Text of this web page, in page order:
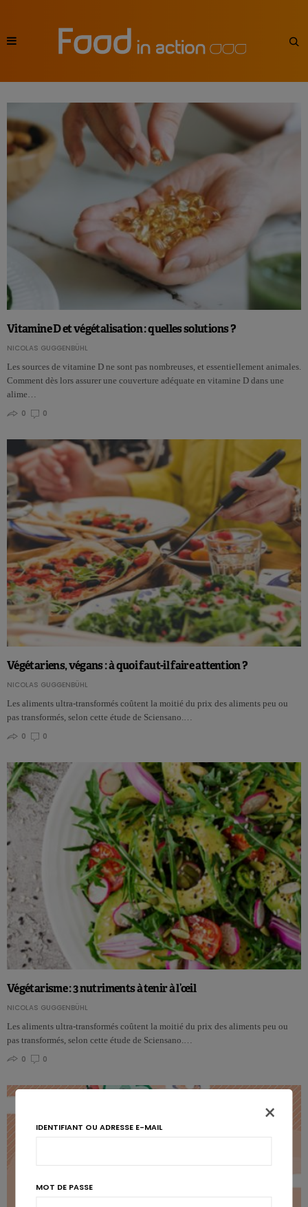
Vitamine D et végétalisation : quelles solutions ?
NICOLAS GUGGENBÜHL
Les sources de vitamine D ne sont pas nombreuses, et essentiellement animales.
Comment dès lors assurer une couverture adéquate en vitamine D dans une
alime…
0
0
Végétariens, végans : à quoi faut-il faire attention ?
NICOLAS GUGGENBÜHL
Les aliments ultra-transformés coûtent la moitié du prix des aliments peu ou
pas transformés, selon cette étude de Sciensano.…
0
0
Végétarisme : 3 nutriments à tenir à l’œil
NICOLAS GUGGENBÜHL
Les aliments ultra-transformés coûtent la moitié du prix des aliments peu ou
pas transformés, selon cette étude de Sciensano.…
0
0
×
IDENTIFIANT OU ADRESSE E-MAIL
MOT DE PASSE